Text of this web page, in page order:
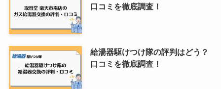
口コミを徹底調査！
給湯器駆けつけ隊の評判はどう？
口コミを徹底調査！